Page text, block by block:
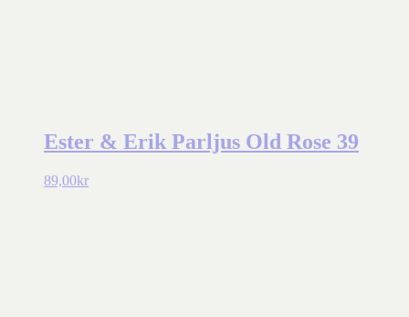
Ester & Erik Parljus Old Rose 39
89,00kr